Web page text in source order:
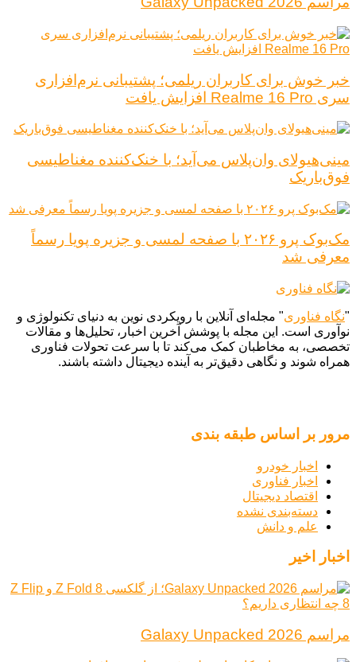
خبر خوش برای کاربران ریلمی؛ پشتیبانی نرم‌افزاری
سری Realme 16 Pro افزایش یافت
مینی‌هیولای وان‌پلاس می‌آید؛ با خنک‌کننده مغناطیسی
فوق‌باریک
مک‌بوک پرو ۲۰۲۶ با صفحه لمسی و جزیره پویا رسماً
معرفی شد
"نگاه فناوری" مجله‌ای آنلاین با رویکردی نوین به دنیای تکنولوژی و
نوآوری است. این مجله با پوشش آخرین اخبار، تحلیل‌ها و مقالات
تخصصی، به مخاطبان کمک می‌کند تا با سرعت تحولات فناوری
همراه شوند و نگاهی دقیق‌تر به آینده دیجیتال داشته باشند.
مرور بر اساس طبقه بندی
اخبار خودرو
اخبار فناوری
اقتصاد دیجیتال
دسته‌بندی نشده
علم و دانش
اخبار اخیر
مراسم Galaxy Unpacked 2026